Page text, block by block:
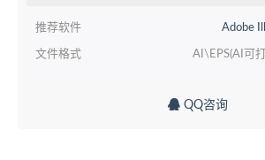
推荐软件 Adobe
文件格式 AI\EPS(AI可
QQ咨询